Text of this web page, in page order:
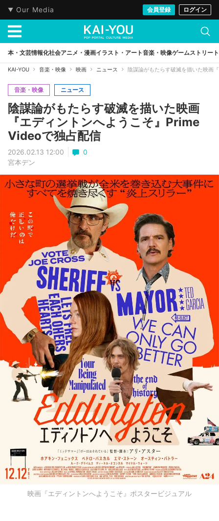
Our Media 会員登録 ログイン
本・文芸情報化社会アニメ・漫画イラスト・アート音楽・映像ゲームストリート
KAI-YOU 音楽・映像 映画 ニュース 陰謀論がもたらす破滅を描いた映画
音楽・映像 ニュース
陰謀論がもたらす破滅を描いた映画
『エディントンへようこそ』Prime
Videoで独占配信
2026.02.13 12:00
0
宮本デン
映画『エディントンへようこそ』ポスタービジュアル